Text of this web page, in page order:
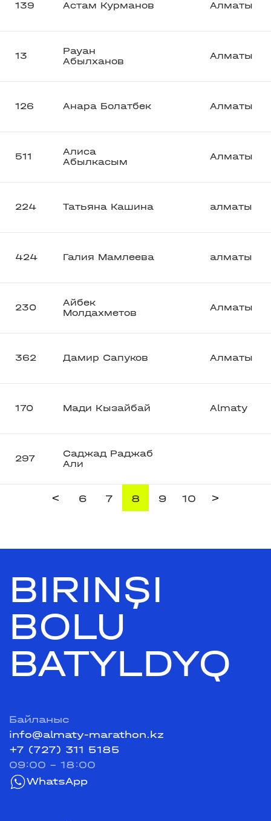
139 Астам Курманов Алматы
13
Рауан
Абылханов
Алматы
126 Анара Болатбек Алматы
511
Алиса
Абылкасым
Алматы
224 Татьяна Кашина алматы
424 Галия Мамлеева алматы
230
Айбек
Молдахметов
Алматы
362 Дамир Сапуков Алматы
170 Мади Кызайбай Almaty
297
Саджад Раджаб
Али
< 6 7 8 9 10 >
BIRINŞI
BOLU
BATYLDYQ
Байланыс
info@almaty-marathon.kz
+7 (727) 311 5185
09:00 - 18:00
WhatsApp